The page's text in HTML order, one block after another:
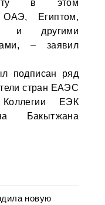
в этом
Египтом,
и другими
– заявил
подписан ряд
стран ЕАЭС
Коллегии ЕЭК
Бакытжана
новую